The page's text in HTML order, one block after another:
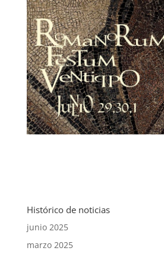
Histórico de noticias
junio 2025
marzo 2025